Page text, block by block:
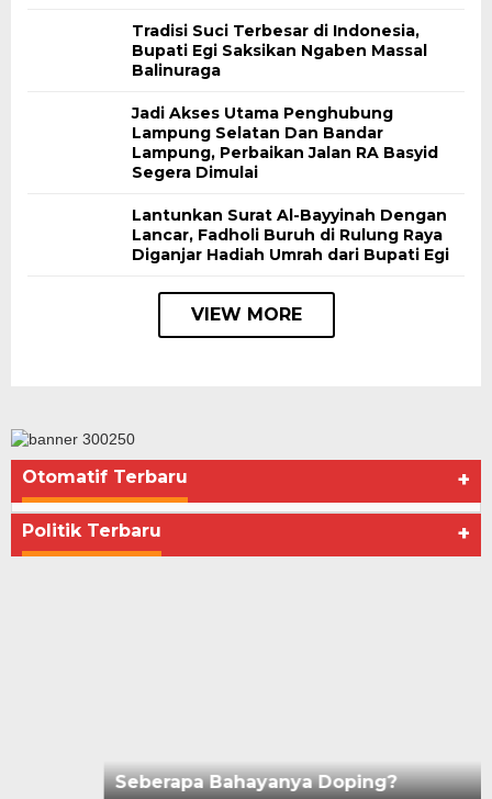
Tradisi Suci Terbesar di Indonesia,
Bupati Egi Saksikan Ngaben Massal
Balinuraga
Jadi Akses Utama Penghubung
Lampung Selatan Dan Bandar
Lampung, Perbaikan Jalan RA Basyid
Segera Dimulai
Lantunkan Surat Al-Bayyinah Dengan
Lancar, Fadholi Buruh di Rulung Raya
Diganjar Hadiah Umrah dari Bupati Egi
VIEW MORE
Otomatif Terbaru +
Politik Terbaru +
Seberapa Bahayanya Doping?
Di Advertorial, Kesehatan, Politik